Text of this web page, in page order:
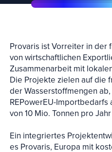
Provaris ist Vorreiter in der
von wirtschaftlichen
Zusammenarbeit mit
Die Projekte zielen auf die
der Wasserstoffmengen
REPowerEU-
von 10 Mio. Tonnen pro
Ein integriertes
es Provaris, Europa mit